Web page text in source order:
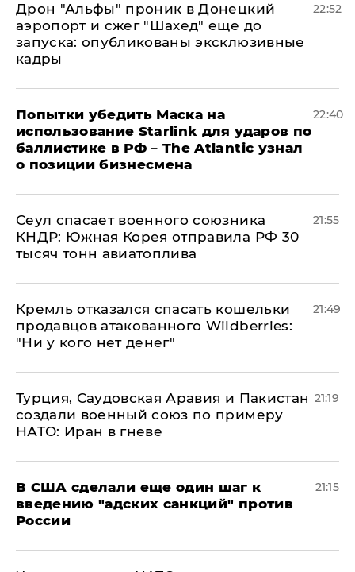
Дрон "Альфы" проник в Донецкий
аэропорт и сжег "Шахед" еще до
запуска: опубликованы эксклюзивные
кадры
22:52
Попытки убедить Маска на
использование Starlink для ударов по
баллистике в РФ – The Atlantic узнал
о позиции бизнесмена
22:40
​Сеул спасает военного союзника
КНДР: Южная Корея отправила РФ 30
тысяч тонн авиатоплива
21:55
Кремль отказался спасать кошельки
продавцов атакованного Wildberries:
"Ни у кого нет денег"
21:49
Турция, Саудовская Аравия и Пакистан
создали военный союз по примеру
НАТО: Иран в гневе
21:19
В США сделали еще один шаг к
введению "адских санкций" против
России
21:15